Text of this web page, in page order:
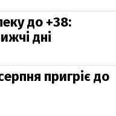
до +38:
дні
пригріє до